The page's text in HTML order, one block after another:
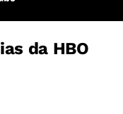
da HBO